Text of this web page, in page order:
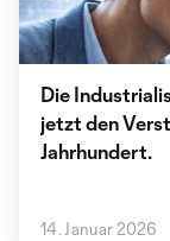
Die
jetzt den
Jahrhundert.
14. Januar 2026